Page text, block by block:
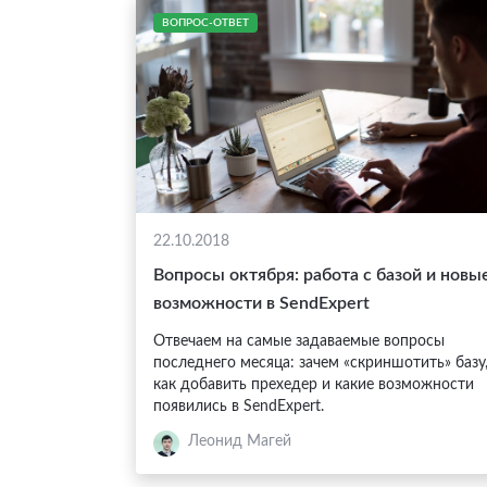
ВОПРОС-ОТВЕТ
22.10.2018
Вопросы октября: работа с базой и
возможности в SendExpert
Отвечаем на самые задаваемые вопросы
последнего месяца: зачем «скриншотить» базу,
как добавить прехедер и какие возможности
появились в SendExpert.
Леонид Магей